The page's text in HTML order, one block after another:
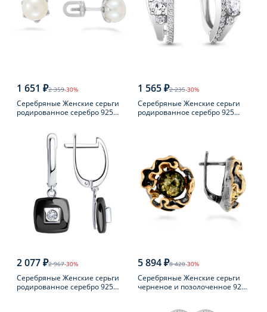
1 651 ₽2 359-30%
Серебряные Женские серьги
родированное серебро 925
1 565 ₽2 235-30%
Серебряные Женские серьги
родированное серебро 925
2 077 ₽2 967-30%
Серебряные Женские серьги
родированное серебро 925
5 894 ₽8 420-30%
Серебряные Женские серьги
черненое и позолоченное 925